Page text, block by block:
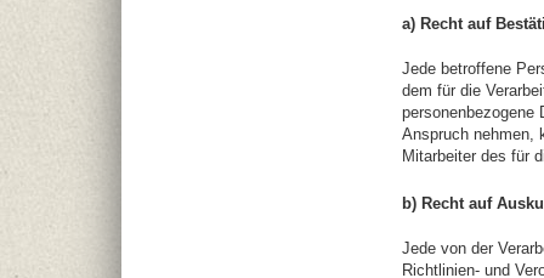
a) Recht auf
Jede betroffene
dem für die
personenbezogene
Anspruch nehmen,
Mitarbeiter des für
b) Recht auf
Jede von der
Richtlinien- und